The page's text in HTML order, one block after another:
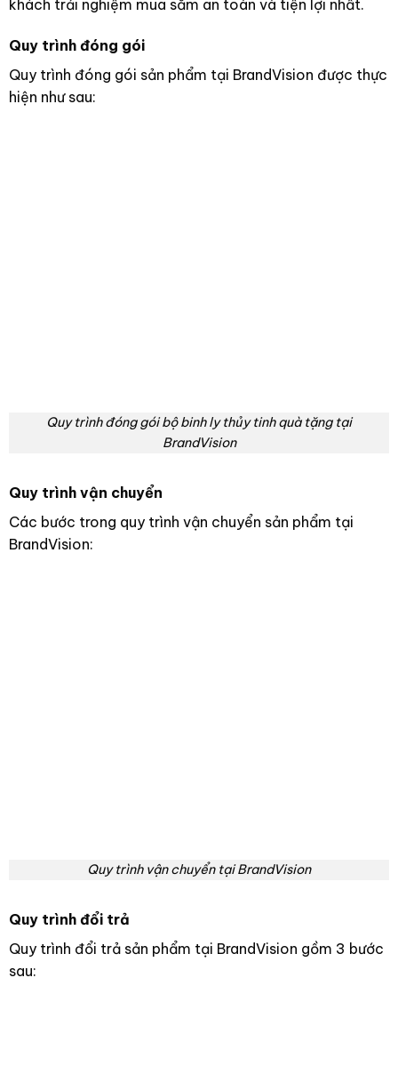
khách trải nghiệm mua sắm an toàn và tiện lợi nhất.
Quy trình đóng gói
Quy trình đóng gói sản phẩm tại BrandVision được thực
hiện như sau:
Quy trình đóng gói bộ binh ly thủy tinh quà tặng tại
BrandVision
Quy trình vận chuyển
Các bước trong quy trình vận chuyển sản phẩm tại
BrandVision:
Quy trình vận chuyển tại BrandVision
Quy trình đổi trả
Quy trình đổi trả sản phẩm tại BrandVision gồm 3 bước
sau: